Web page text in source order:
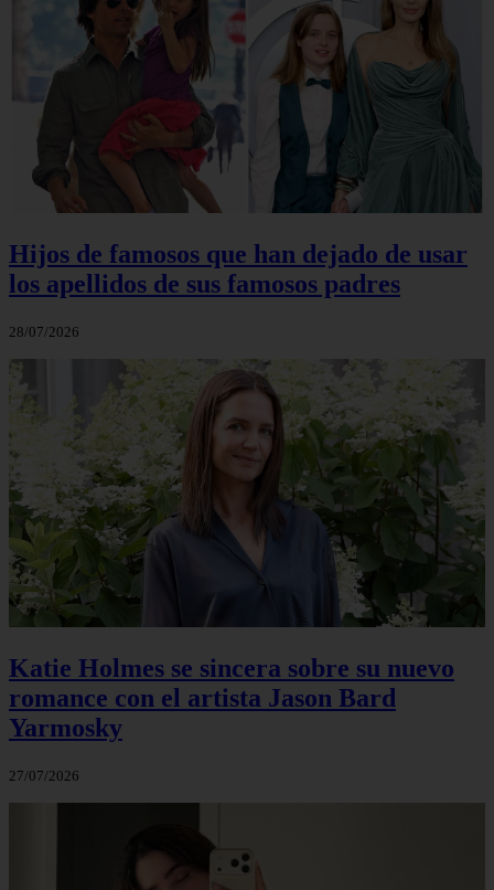
Hijos de famosos que han dejado de usar
los apellidos de sus famosos padres
28/07/2026
Katie Holmes se sincera sobre su nuevo
romance con el artista Jason Bard
Yarmosky
27/07/2026